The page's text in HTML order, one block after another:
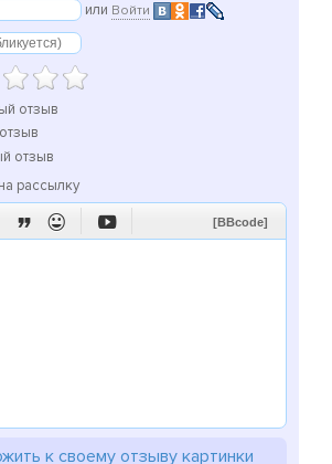
или Войти
отзыв
отзыв
рассылку
   [BBcode]
к своему отзыву картинки